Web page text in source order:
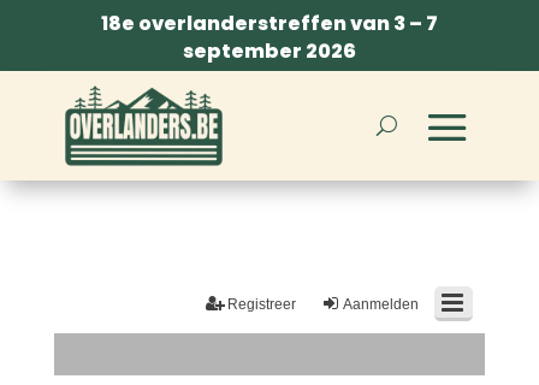
18e overlanderstreffen van 3 – 7
september 2026